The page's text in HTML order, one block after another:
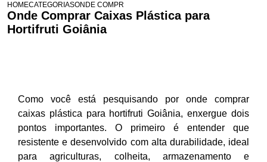
HOMECATEGORIASONDE COMPRAR CAIXAS PLÁSTICA PARA HORTIFRUTI
Onde Comprar Caixas Plástica para
Hortifruti Goiânia
Como você está pesquisando por onde comprar
caixas plástica para hortifruti Goiânia, enxergue dois
pontos importantes. O primeiro é entender que
resistente e desenvolvido com alta durabilidade, ideal
para agriculturas, colheita, armazenamento e